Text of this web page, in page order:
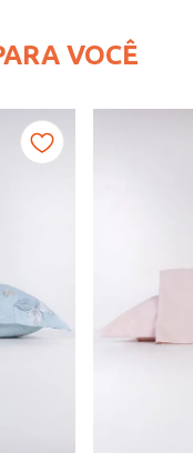
VOCÊ